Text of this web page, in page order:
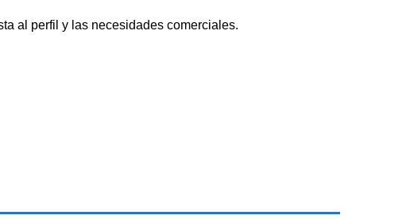
al perfil y las necesidades comerciales.